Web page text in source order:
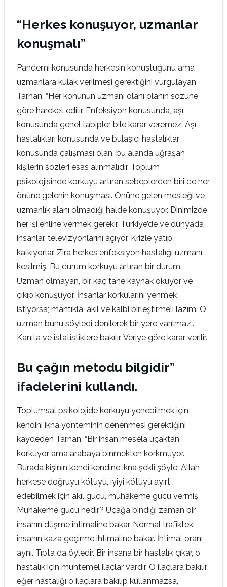
“Herkes konuşuyor, uzmanlar
konuşmalı”
Pandemi konusunda herkesin konuştuğunu ama
uzmanlara kulak verilmesi gerektiğini vurgulayan
Tarhan, “Her konunun uzmanı olanı olanın sözüne
göre hareket edilir. Enfeksiyon konusunda, aşı
konusunda genel tabipler bile karar veremez. Aşı
hastalıkları konusunda ve bulaşıcı hastalıklar
konusunda çalışması olan, bu alanda uğraşan
kişilerin sözleri esas alınmalıdır. Toplum
psikolojisinde korkuyu artıran sebeplerden biri de her
önüne gelenin konuşması. Önüne gelen mesleği ve
uzmanlık alanı olmadığı halde konuşuyor. Dinimizde
her işi ehline vermek gerekir. Türkiye’de ve dünyada
insanlar, televizyonlarını açıyor. Krizle yatıp,
kalkıyorlar. Zira herkes enfeksiyon hastalığı uzmanı
kesilmiş. Bu durum korkuyu artıran bir durum.
Uzman olmayan, bir kaç tane kaynak okuyor ve
çıkıp konuşuyor. İnsanlar korkularını yenmek
istiyorsa; mantıkla, akıl ve kalbi birleştirmeli lazım. O
uzman bunu söyledi denilerek bir yere varılmaz..
Kanıta ve istatistiklere bakılır. Veriye göre karar verilir.
Bu çağın metodu bilgidir”
ifadelerini kullandı.
Toplumsal psikolojide korkuyu yenebilmek için
kendini ikna yönteminin denenmesi gerektiğini
kaydeden Tarhan, “Bir insan mesela uçaktan
korkuyor ama arabaya binmekten korkmuyor.
Burada kişinin kendi kendine ikna şekli şöyle: Allah
herkese doğruyu kötüyü, iyiyi kötüyü ayırt
edebilmek için akıl gücü, muhakeme gücü vermiş.
Muhakeme gücü nedir? Uçağa bindiği zaman bir
insanın düşme ihtimaline bakar. Normal trafikteki
insanın kaza geçirme ihtimaline bakar. İhtimal oranı
aynı. Tıpta da öyledir. Bir insana bir hastalık çıkar, o
hastalık için muhtemel ilaçlar vardır. O ilaçlara bakılır
eğer hastalığı o ilaçlara bakılıp kullanmazsa,